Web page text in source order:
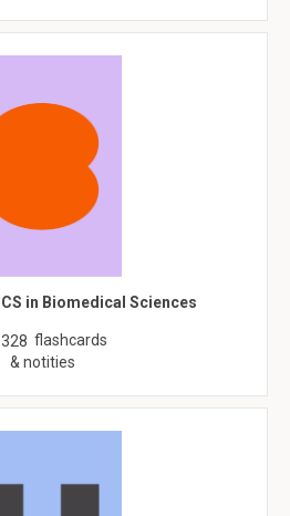
in Biomedical Sciences
328 flashcards
& notities